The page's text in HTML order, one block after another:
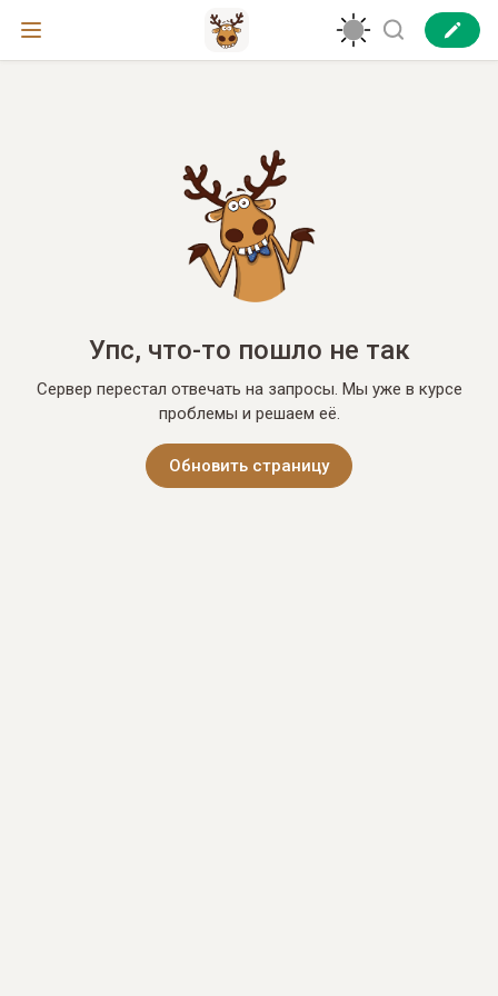
Упс, что-то пошло не так
Сервер перестал отвечать на запросы. Мы уже в курсе
проблемы и решаем её.
Обновить страницу